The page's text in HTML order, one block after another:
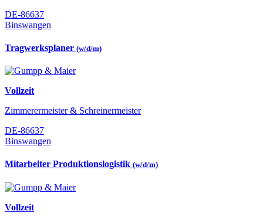
DE-86637
Binswangen
Tragwerksplaner (w/d/m)
Vollzeit
Zimmerermeister & Schreinermeister
DE-86637
Binswangen
Mitarbeiter Produktionslogistik (w/d/m)
Vollzeit